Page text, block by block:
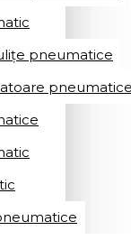
pneumatice